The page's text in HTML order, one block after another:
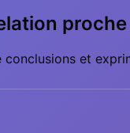
proche
et